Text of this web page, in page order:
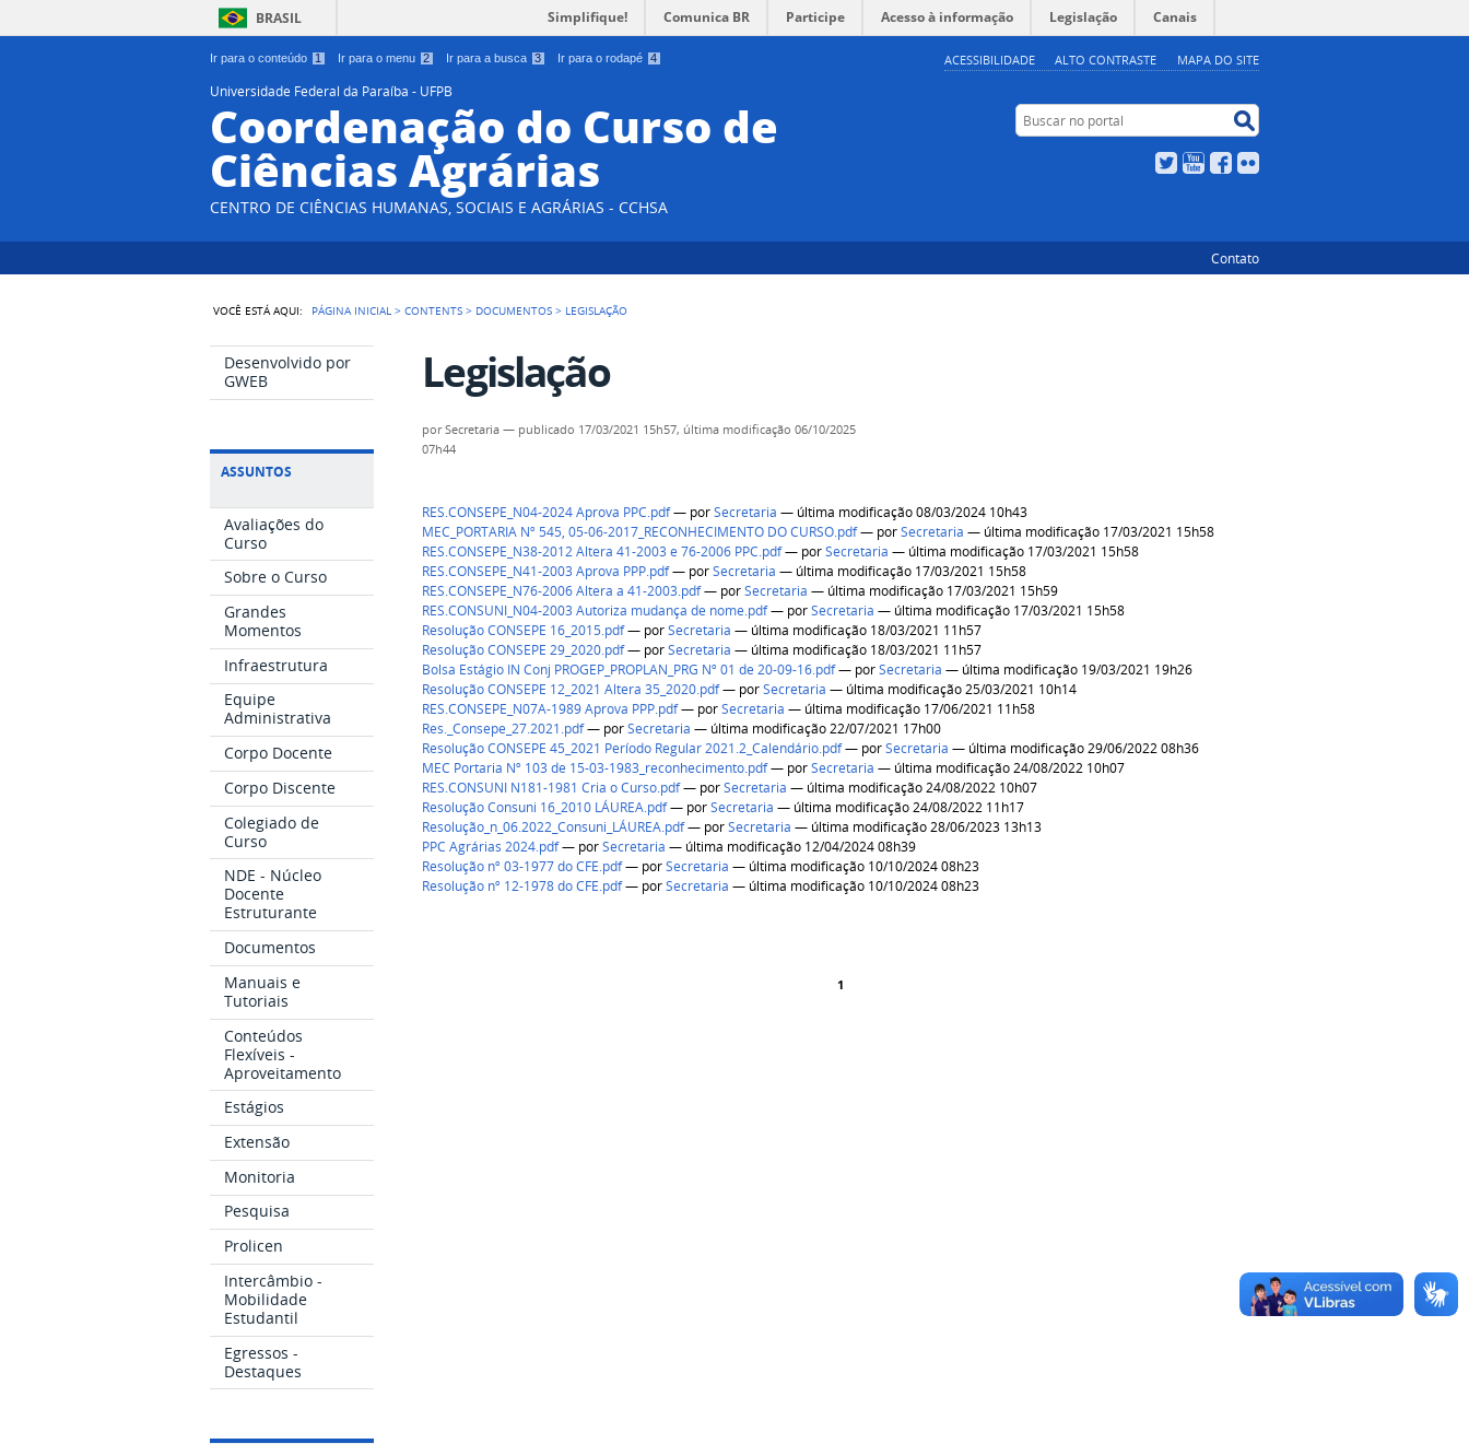
Ir para o conteúdo 1 Ir para o menu 2 Ir para a busca 3 Ir para o rodapé 4 ACESSIBILIDADE ALTO CONTRASTE MAPA DO SITE
BRASIL Simplifique! Comunica BR Participe Acesso à informação Legislação Canais
Universidade Federal da Paraíba - UFPB
Coordenação do Curso de
Ciências Agrárias
CENTRO DE CIÊNCIAS HUMANAS, SOCIAIS E AGRÁRIAS - CCHSA
Buscar no portal
TwitterYouTubeFacebook
Contato
VOCÊ ESTÁ AQUI: PÁGINA INICIAL >CONTENTS > DOCUMENTOS > LEGISLAÇÃO
Desenvolvido por
GWEB
ASSUNTOS
Avaliações do
Curso
Sobre o Curso
Grandes
Momentos
Infraestrutura
Equipe
Administrativa
Corpo Docente
Corpo Discente
Colegiado de
Curso
NDE - Núcleo
Docente
Estruturante
Documentos
Manuais e
Tutoriais
Conteúdos
Flexíveis -
Aproveitamento
Estágios
Extensão
Monitoria
Pesquisa
Prolicen
Intercâmbio -
Mobilidade
Estudantil
Egressos -
Destaques
Legislação
porSecretaria — publicado 17/03/2021 15h57, última modificação 06/10/2025
07h44
RES.CONSEPE_N04-2024 Aprova PPC.pdf— porSecretaria — última modificação 08/03/2024 10h43
MEC_PORTARIA Nº 545, 05-06-2017_RECONHECIMENTO DO CURSO.pdf— porSecretaria — última modificação 17/03/2021 15h58
RES.CONSEPE_N38-2012 Altera 41-2003 e 76-2006 PPC.pdf— porSecretaria — última modificação 17/03/2021 15h58
RES.CONSEPE_N41-2003 Aprova PPP.pdf— porSecretaria — última modificação 17/03/2021 15h58
RES.CONSEPE_N76-2006 Altera a 41-2003.pdf— porSecretaria — última modificação 17/03/2021 15h59
RES.CONSUNI_N04-2003 Autoriza mudança de nome.pdf— porSecretaria — última modificação 17/03/2021 15h58
Resolução CONSEPE 16_2015.pdf— porSecretaria — última modificação 18/03/2021 11h57
Resolução CONSEPE 29_2020.pdf— porSecretaria — última modificação 18/03/2021 11h57
Bolsa Estágio IN Conj PROGEP_PROPLAN_PRG Nº 01 de 20-09-16.pdf— porSecretaria — última modificação 19/03/2021 19h26
Resolução CONSEPE 12_2021 Altera 35_2020.pdf— porSecretaria — última modificação 25/03/2021 10h14
RES.CONSEPE_N07A-1989 Aprova PPP.pdf— porSecretaria — última modificação 17/06/2021 11h58
Res._Consepe_27.2021.pdf— porSecretaria — última modificação 22/07/2021 17h00
Resolução CONSEPE 45_2021 Período Regular 2021.2_Calendário.pdf— porSecretaria — última modificação 29/06/2022 08h36
MEC Portaria Nº 103 de 15-03-1983_reconhecimento.pdf— porSecretaria — última modificação 24/08/2022 10h07
RES.CONSUNI N181-1981 Cria o Curso.pdf— porSecretaria — última modificação 24/08/2022 10h07
Resolução Consuni 16_2010 LÁUREA.pdf— porSecretaria — última modificação 24/08/2022 11h17
Resolução_n_06.2022_Consuni_LÁUREA.pdf— porSecretaria — última modificação 28/06/2023 13h13
PPC Agrárias 2024.pdf— porSecretaria — última modificação 12/04/2024 08h39
Resolução nº 03-1977 do CFE.pdf— porSecretaria — última modificação 10/10/2024 08h23
Resolução nº 12-1978 do CFE.pdf— porSecretaria — última modificação 10/10/2024 08h23
1